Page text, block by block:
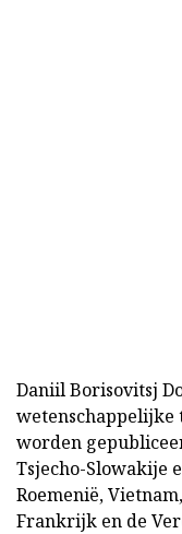
Daniil Borisovitsj
worden
Tsjecho-Slowakije
Roemenië,
Frankrijk en de